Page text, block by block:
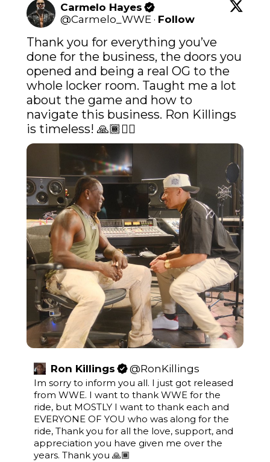
Carmelo Hayes
@Carmelo_WWE · Follow
Thank you for everything you’ve
done for the business, the doors you
opened and being a real OG to the
whole locker room. Taught me a lot
about the game and how to
navigate this business. Ron Killings
is timeless! 🙏🏾✊🏾
Ron Killings @RonKillings
Im sorry to inform you all. I just got released
from WWE. I want to thank WWE for the
ride, but MOSTLY I want to thank each and
EVERYONE OF YOU who was along for the
ride, Thank you for all the love, support, and
appreciation you have given me over the
years. Thank you 🙏🏾